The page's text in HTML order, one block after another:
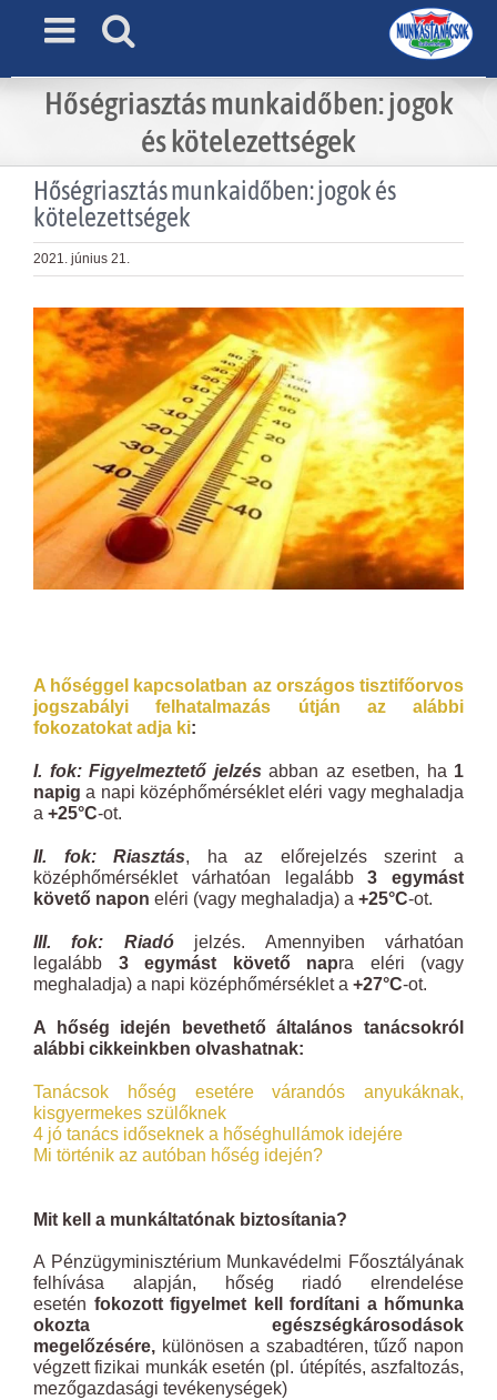
Hőségriasztás munkaidőben: jogok
és kötelezettségek
Hőségriasztás munkaidőben: jogok és
kötelezettségek
2021. június 21.
View
Larger
Image
A hőséggel kapcsolatban az országos tisztifőorvos
jogszabályi felhatalmazás útján az alábbi
fokozatokat adja ki:
I. fok: Figyelmeztető jelzés abban az esetben, ha 1
napig a napi középhőmérséklet eléri vagy meghaladja
a +25°C-ot.
II. fok: Riasztás, ha az előrejelzés szerint a
középhőmérséklet várhatóan legalább3 egymást
követő napon eléri (vagy meghaladja) a +25°C-ot.
III. fok: Riadó jelzés. Amennyiben várhatóan
legalább 3 egymást követő napra eléri (vagy
meghaladja) a napi középhőmérséklet a +27°C-ot.
A hőség idején bevethető általános tanácsokról
alábbi cikkeinkben olvashatnak:
Tanácsok hőség esetére várandós anyukáknak,
kisgyermekes szülőknek
4 jó tanács időseknek a hőséghullámok idejére
Mi történik az autóban hőség idején?
Mit kell a munkáltatónak biztosítania?
A Pénzügyminisztérium Munkavédelmi Főosztályának
felhívása alapján, hőség riadó elrendelése
esetén fokozott figyelmet kell fordítani a hőmunka
okozta egészségkárosodások
megelőzésére, különösen a szabadtéren, tűző napon
végzett fizikai munkák esetén (pl. útépítés, aszfaltozás,
mezőgazdasági tevékenységek)